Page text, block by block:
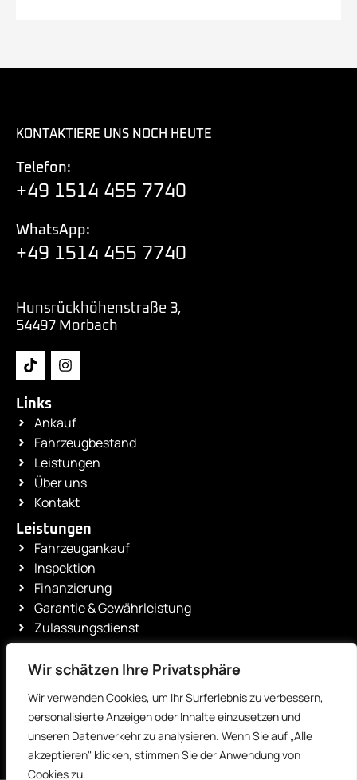
Wir schätzen Ihre Privatsphäre
Wir verwenden Cookies, um Ihr Surferlebnis zu verbessern,
personalisierte Anzeigen oder Inhalte einzusetzen und
unseren Datenverkehr zu analysieren. Wenn Sie auf „Alle
akzeptieren" klicken, stimmen Sie der Anwendung von
Cookies zu.
KONTAKTIERE UNS NOCH HEUTE
Telefon:
+49 1514 455 7740
WhatsApp:
+49 1514 455 7740
Hunsrückhöhenstraße 3,
54497 Morbach
Links
Ankauf
Fahrzeugbestand
Leistungen
Über uns
Kontakt
Leistungen
Fahrzeugankauf
Inspektion
Finanzierung
Garantie & Gewährleistung
Zulassungsdienst
Unser Showroom
Rechtliches
Impressum
Datenschutz